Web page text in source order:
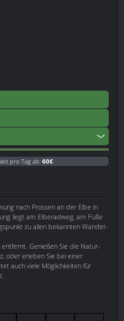
pro Tag ab: 60€
nach Prossen an der Elbe in
liegt am Elberadweg, am Fuße
zu allen bekannten Wander-
Genießen Sie die Natur-
oder erleben Sie bei einer
auch viele Möglichkeiten für